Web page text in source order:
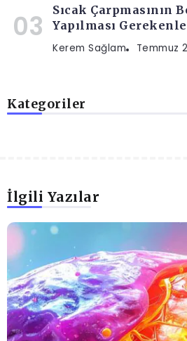
Sıcak Çarpmasının
Yapılması
Kerem Sağlam Temmuz
Kategoriler
İlgili Yazılar